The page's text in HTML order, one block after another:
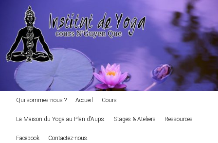
principal
secondaire
Institut de Yoga
cours NGuyen Que
Qui sommes-nous ? Accueil Cours
La Maison du Yoga au Plan d’Aups. Stages & Ateliers Ressources
Facebook Contactez-nous.